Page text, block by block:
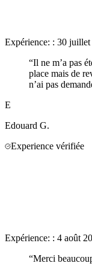
Expérience: : 30 juillet
“Il ne m’a pas
place mais de
n’ai pas
E
Edouard G.
Experience vérifiée
Expérience: : 4 août
“Merci